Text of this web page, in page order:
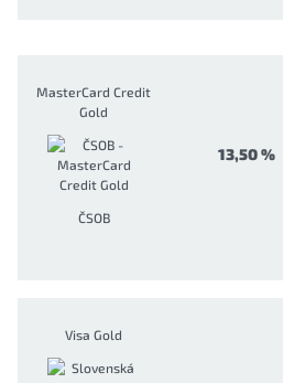
MasterCard Credit
Gold
ČSOB
13,50 %
Visa Gold